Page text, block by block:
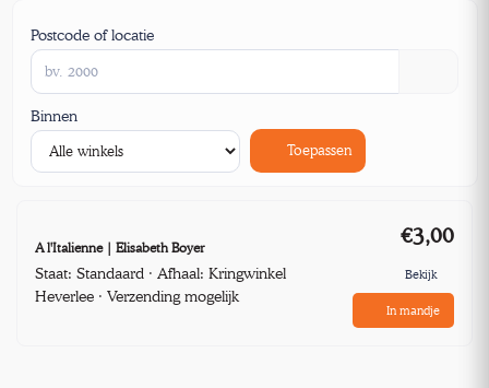
Postcode of locatie
Binnen
Toepassen
A l'Italienne | Elisabeth Boyer
Staat: Standaard · Afhaal: Kringwinkel
Heverlee · Verzending mogelijk
€3,00
Bekijk
In mandje